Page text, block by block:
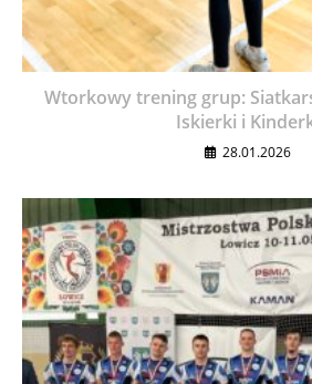
Wtorkowy trening grup:
Iskierki i
28.01.2026